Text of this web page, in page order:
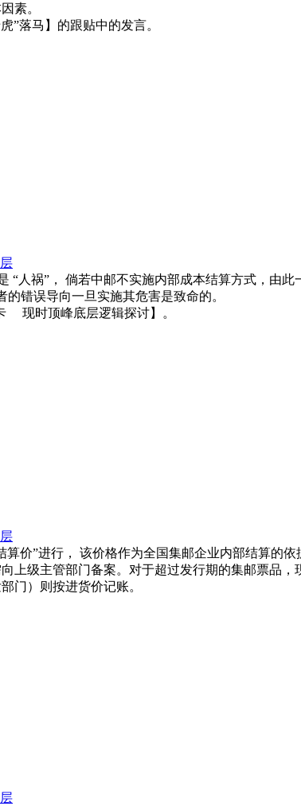
素。
”落马】的跟贴中的发言。
“人祸”， 倘若中邮不实施内部成本结算方式，由此
错误导向一旦实施其危害是致命的。
现时顶峰底层逻辑探讨】。
价”进行， 该价格作为全国集邮企业内部结算的依
上级主管部门备案。对于超过发行期的集邮票品，
门）则按进货价记账。